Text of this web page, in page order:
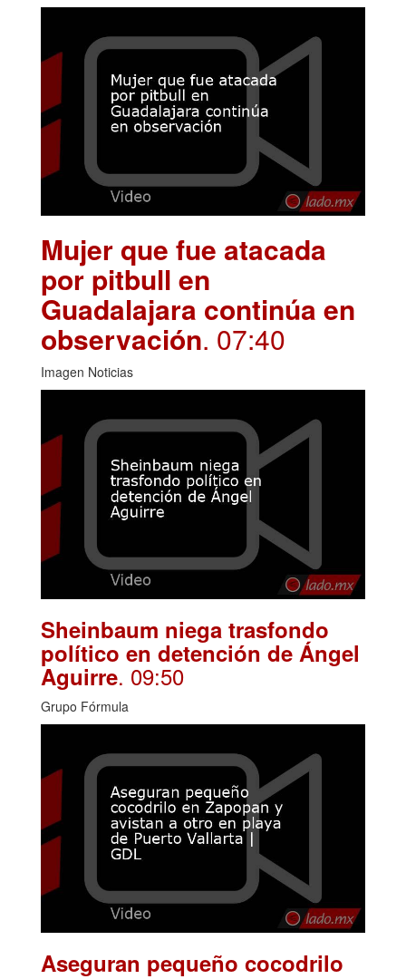
Mujer que fue atacada
por pitbull en
Guadalajara continúa en
observación. 07:40
Imagen Noticias
Sheinbaum niega trasfondo
político en detención de Ángel
Aguirre. 09:50
Grupo Fórmula
Aseguran pequeño cocodrilo